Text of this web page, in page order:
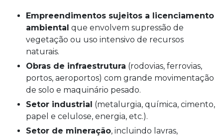
Empreendimentos sujeitos a licenciamento
ambiental que envolvem supressão de
vegetação ou uso intensivo de recursos
naturais.
Obras de infraestrutura (rodovias, ferrovias,
portos, aeroportos) com grande movimentação
de solo e maquinário pesado.
Setor industrial (metalurgia, química, cimento,
papel e celulose, energia, etc.).
Setor de mineração, incluindo lavras,